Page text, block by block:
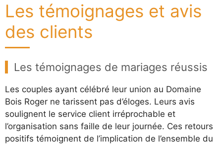
Les témoignages et avis
des clients
Les témoignages de mariages réussis
Les couples ayant célébré leur union au Domaine
Bois Roger ne tarissent pas d’éloges. Leurs avis
soulignent le service client irréprochable et
l’organisation sans faille de leur journée. Ces retours
positifs témoignent de l’implication de l’ensemble du